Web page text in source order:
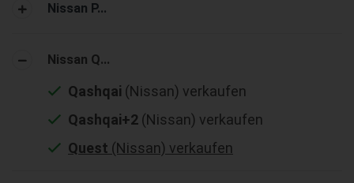
Nissan P...
Nissan Q...
Qashqai (Nissan) verkaufen
Qashqai+2 (Nissan) verkaufen
Quest (Nissan) verkaufen